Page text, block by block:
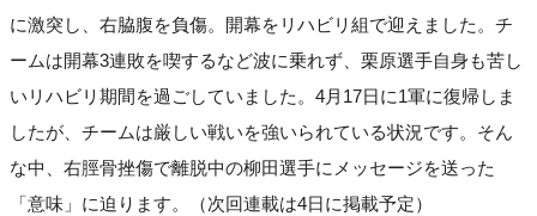
に激突し、右脇腹を負傷。開幕をリハビリ組で迎えました。チ
ームは開幕3連敗を喫するなど波に乗れず、栗原選手自身も苦し
いリハビリ期間を過ごしていました。4月17日に1軍に復帰しま
したが、チームは厳しい戦いを強いられている状況です。そん
な中、右脛骨挫傷で離脱中の柳田選手にメッセージを送った
「意味」に迫ります。（次回連載は4日に掲載予定）